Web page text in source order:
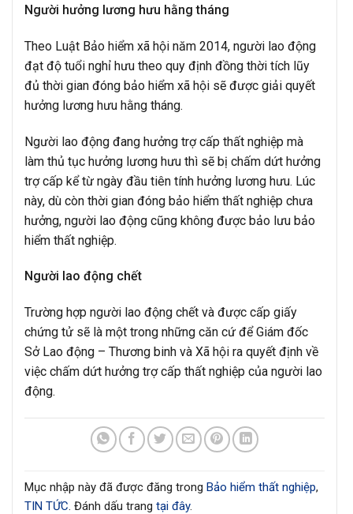
Người hưởng lương hưu hằng tháng
Theo Luật Bảo hiểm xã hội năm 2014, người lao động
đạt độ tuổi nghỉ hưu theo quy định đồng thời tích lũy
đủ thời gian đóng bảo hiểm xã hội sẽ được giải quyết
hưởng lương hưu hằng tháng.
Người lao động đang hưởng trợ cấp thất nghiệp mà
làm thủ tục hưởng lương hưu thì sẽ bị chấm dứt hưởng
trợ cấp kể từ ngày đầu tiên tính hưởng lương hưu. Lúc
này, dù còn thời gian đóng bảo hiểm thất nghiệp chưa
hưởng, người lao động cũng không được bảo lưu bảo
hiểm thất nghiệp.
Người lao động chết
Trường hợp người lao động chết và được cấp giấy
chứng tử sẽ là một trong những căn cứ để Giám đốc
Sở Lao động – Thương binh và Xã hội ra quyết định về
việc chấm dứt hưởng trợ cấp thất nghiệp của người lao
động.
Mục nhập này đã được đăng trong Bảo hiểm thất nghiệp,
TIN TỨC. Đánh dấu trang tại đây.